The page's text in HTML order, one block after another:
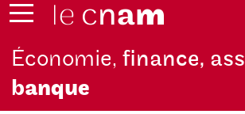
Économie,finance, ass
banque